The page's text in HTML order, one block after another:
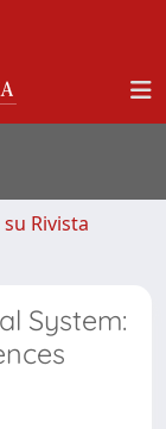
Rivista
System: